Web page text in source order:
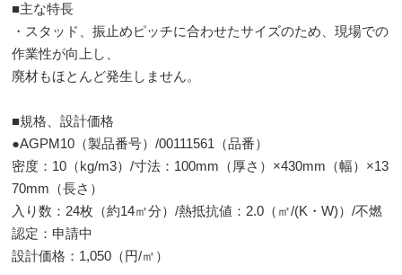
■主な特長
・スタッド、振止めピッチに合わせたサイズのため、現場での
作業性が向上し、
廃材もほとんど発生しません。
■規格、設計価格
●AGPM10（製品番号）/00111561（品番）
密度：10（kg/m3）/寸法：100mm（厚さ）×430mm（幅）×13
70mm（長さ）
入り数：24枚（約14㎡分）/熱抵抗値：2.0（㎡/(K・W)）/不燃
認定：申請中
設計価格：1,050（円/㎡）